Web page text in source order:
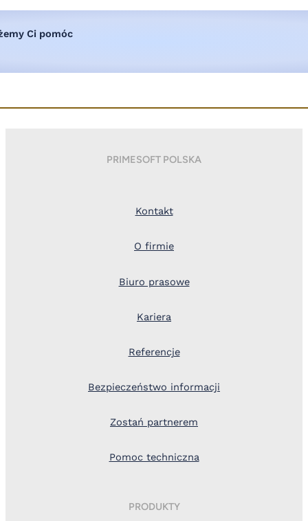
Ci pomóc
PRIMESOFT POLSKA
Kontakt
O firmie
Biuro prasowe
Kariera
Referencje
Bezpieczeństwo informacji
Zostań partnerem
Pomoc techniczna
PRODUKTY